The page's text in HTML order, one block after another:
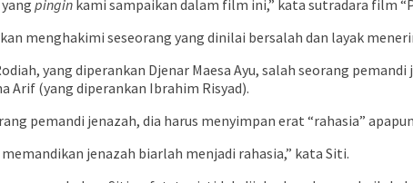
pingin kami sampaikan dalam film ini,” kata sutradara film
menghakimi seseorang yang dinilai bersalah dan layak
yang diperankan Djenar Maesa Ayu, salah seorang
Arif (yang diperankan Ibrahim Risyad).
pemandi jenazah, dia harus menyimpan erat “rahasia”
jenazah biarlah menjadi rahasia,” kata Siti.